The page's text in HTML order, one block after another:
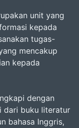
unit yang
kepada
tugas-
mencakup
kepada
dengan
dari buku literatur
bahasa Inggris,